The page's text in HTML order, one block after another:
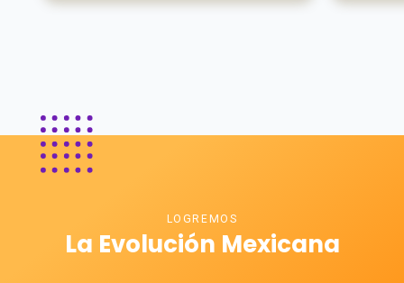
LOGREMOS
La Evolución Mexicana